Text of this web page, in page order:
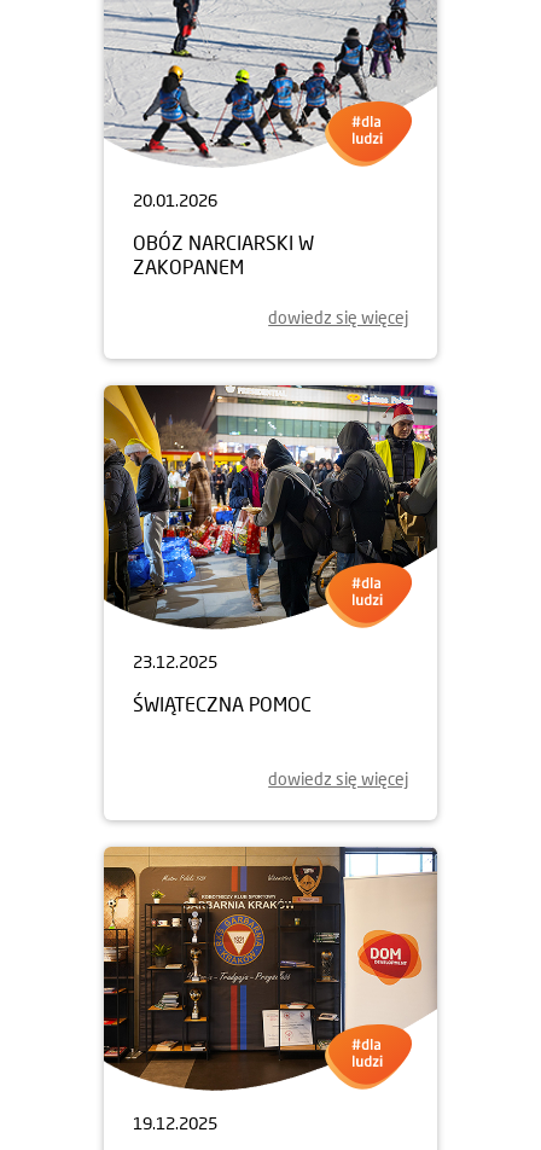
20.01.2026
OBÓZ NARCIARSKI W
ZAKOPANEM
dowiedz się więcej
23.12.2025
ŚWIĄTECZNA POMOC
dowiedz się więcej
19.12.2025